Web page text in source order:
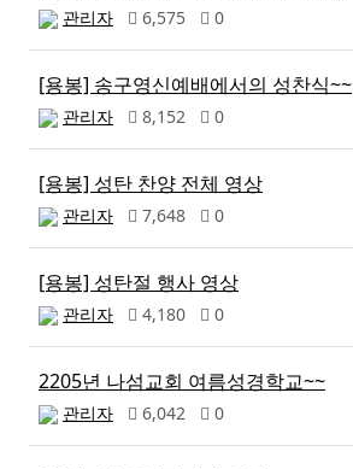
관리자 6,575 0
[용봉] 송구영신예배에서의 성찬식~~
관리자 8,152 0
[용봉] 성탄 찬양 전체 영상
관리자 7,648 0
[용봉] 성탄절 행사 영상
관리자 4,180 0
2205년 나섬교회 여름성경학교~~
관리자 6,042 0